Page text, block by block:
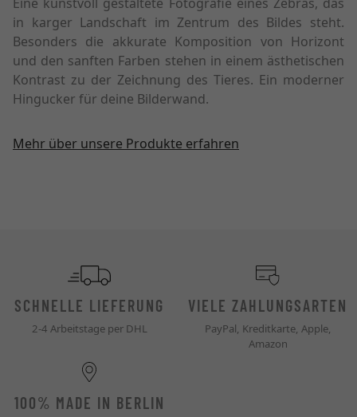
in karger Landschaft im Zentrum des Bildes steht.
Besonders die akkurate Komposition von Horizont
und den sanften Farben stehen in einem ästhetischen
Kontrast zu der Zeichnung des Tieres. Ein moderner
Hingucker für deine Bilderwand.
Mehr über unsere Produkte erfahren
SCHNELLE LIEFERUNG
2-4 Arbeitstage per DHL
VIELE ZAHLUNGSARTEN
PayPal, Kreditkarte, Apple,
Amazon
100% MADE IN BERLIN